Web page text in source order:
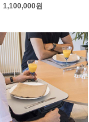
1,100,000원